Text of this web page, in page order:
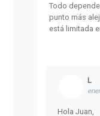
Todo
punto más
está limitada
L
Hola Juan,